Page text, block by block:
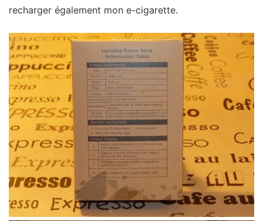
recharger également mon e-cigarette.